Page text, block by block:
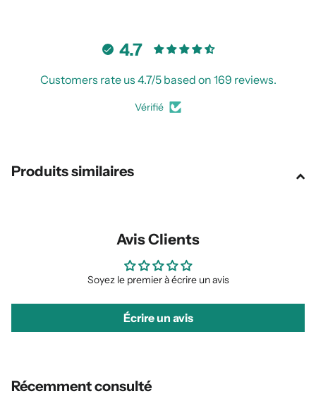
4.7
Customers rate us 4.7/5 based on 169 reviews.
Vérifié
Produits similaires
Avis Clients
Soyez le premier à écrire un avis
Écrire un avis
Récemment consulté